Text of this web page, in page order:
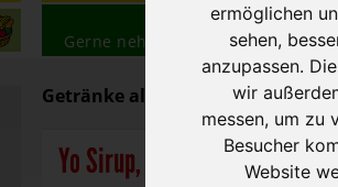
ermöglichen
sehen,
anzupassen.
wir
messen, um zu
Besucher
Website
Wir haben freie
Gerne nehmen wir Ihre
Getränke alkoholfrei -
Yo Sirup, Fruchtsirup